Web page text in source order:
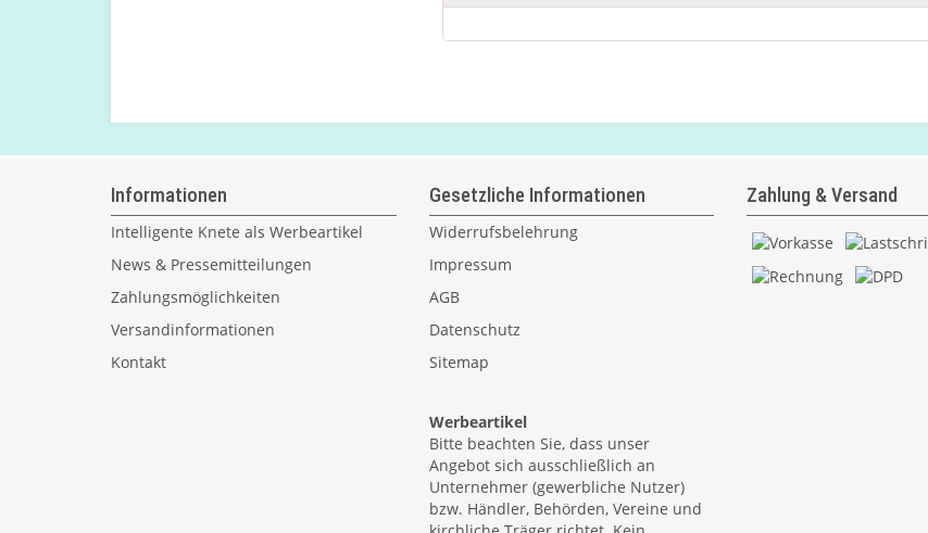
Informationen
Intelligente Knete als Werbeartikel
News & Pressemitteilungen
Zahlungsmöglichkeiten
Versandinformationen
Kontakt
Gesetzliche Informationen
Widerrufsbelehrung
Impressum
AGB
Datenschutz
Sitemap
Werbeartikel
Bitte beachten Sie, dass unser
Angebot sich ausschließlich an
Unternehmer (gewerbliche Nutzer)
bzw. Händler, Behörden, Vereine und
Zahlung & Versand